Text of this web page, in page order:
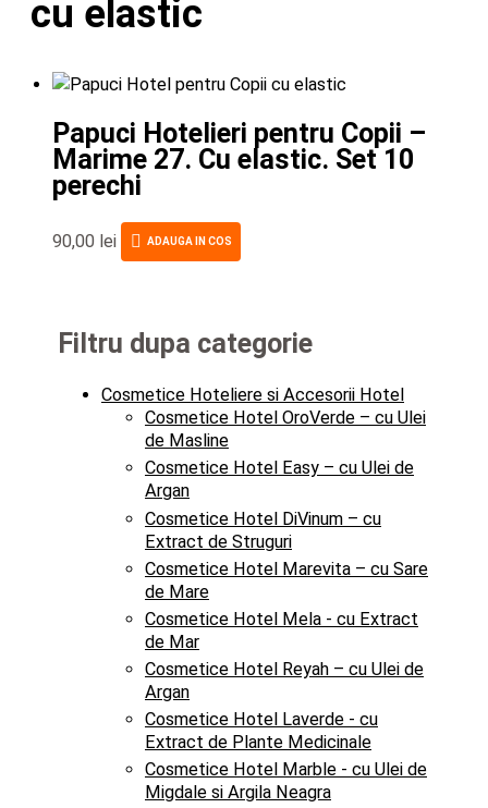
Filtru dupa categorie
Cosmetice Hoteliere si Accesorii Hotel
Cosmetice Hotel OroVerde – cu Ulei
de Masline
Cosmetice Hotel Easy – cu Ulei de
Argan
Cosmetice Hotel DiVinum – cu
Extract de Struguri
Cosmetice Hotel Marevita – cu Sare
de Mare
Cosmetice Hotel Mela - cu Extract
de Mar
Cosmetice Hotel Reyah – cu Ulei de
Argan
Cosmetice Hotel Laverde - cu
Extract de Plante Medicinale
Cosmetice Hotel Marble - cu Ulei de
Migdale si Argila Neagra
cu elastic
Papuci Hotelieri pentru Copii –
Marime 27. Cu elastic. Set 10
perechi
90,00 lei ADAUGA IN COS